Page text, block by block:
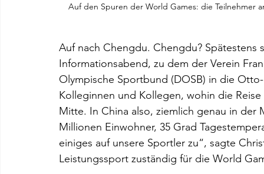
Auf den Spuren der World Games: die Teilnehmer
Auf nach Chengdu. Chengdu?
Informationsabend, zu dem der Verein
Olympische Sportbund (DOSB) in die
Kolleginnen und Kollegen, wohin die
Mitte. In China also, ziemlich genau in
Millionen Einwohner, 35 Grad
einiges auf unsere Sportler zu“, sagte
Leistungssport zuständig für die World